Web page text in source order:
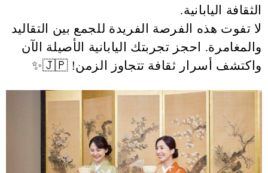
الثقافة اليابانية.
لا تفوت هذه الفرصة الفريدة للجمع بين التقاليد
والمغامرة. احجز تجربتك اليابانية الأصيلة الآن
واكتشف أسرار ثقافة تتجاوز الزمن! 🇯🇵✨